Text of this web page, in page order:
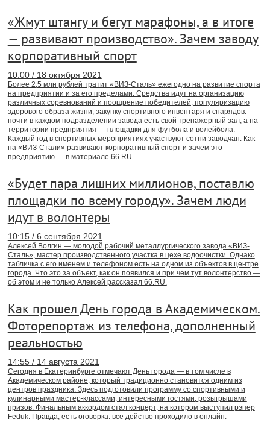
«Жмут штангу и бегут марафоны, а в итоге
— развивают производство». Зачем заводу
корпоративный спорт
10:00 / 18 октября 2021
Более 2,5 млн рублей тратит «ВИЗ-Сталь» ежегодно на развитие спорта
на предприятии и за его пределами. Средства идут на организацию
различных соревнований и поощрение победителей, популяризацию
здорового образа жизни, закупку спортивного инвентаря и снарядов:
почти в каждом подразделении завода есть свой тренажерный зал, а на
территории предприятия — площадки для футбола и волейбола.
Каждый год в спортивных мероприятиях участвуют сотни заводчан. Как
на «ВИЗ-Стали» развивают корпоративный спорт и зачем это
предприятию — в материале 66.RU.
«Будет пара лишних миллионов, поставлю
площадки по всему городу». Зачем люди
идут в волонтеры
10:15 / 6 сентября 2021
Алексей Волгин — молодой рабочий металлургического завода «ВИЗ-
Сталь», мастер производственного участка в цехе водоочистки. Однако
табличка с его именем и телефоном есть на одном из объектов в центре
города. Что это за объект, как он появился и при чем тут волонтерство —
об этом и не только Алексей рассказал 66.RU.
Как прошел День города в Академическом.
Фоторепортаж из телефона, дополненный
реальностью
14:55 / 14 августа 2021
Сегодня в Екатеринбурге отмечают День города — в том числе в
Академическом районе, который традиционно становится одним из
центров праздника. Здесь подготовили программу со спортивными и
кулинарными мастер-классами, интересными гостями, розыгрышами
призов. Финальным аккордом стал концерт, на котором выступил рэпер
Feduk. Правда, есть оговорка: все действо проходило в онлайн.